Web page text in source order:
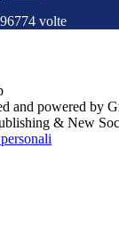
volte
and powered by
& New